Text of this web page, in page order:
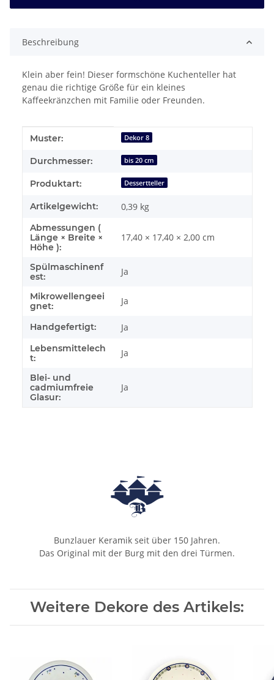
Beschreibung
Klein aber fein! Dieser formschöne Kuchenteller hat
genau die richtige Größe für ein kleines
Kaffeekränzchen mit Familie oder Freunden.
Produkteigenschaft
Wert
Muster: Dekor 8
Durchmesser: bis 20 cm
Produktart: Dessertteller
Artikelgewicht: 0,39 kg
Abmessungen (
Länge × Breite ×
Höhe ):
17,40 × 17,40 × 2,00 cm
Spülmaschinenf
est:
Ja
Mikrowellengeei
gnet:
Ja
Handgefertigt: Ja
Lebensmittelech
t:
Ja
Blei- und
cadmiumfreie
Glasur:
Ja
Bunzlauer Keramik seit über 150 Jahren.
Das Original mit der Burg mit den drei Türmen.
Weitere Dekore des Artikels: